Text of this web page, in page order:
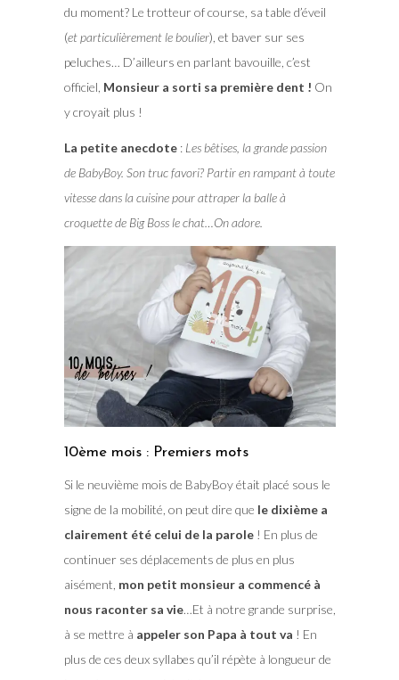
du moment? Le trotteur of course, sa table d’éveil
(et particulièrement le boulier), et baver sur ses
peluches… D’ailleurs en parlant bavouille, c’est
officiel, Monsieur a sorti sa première dent ! On
y croyait plus !
La petite anecdote: Les bêtises, la grande passion
de BabyBoy. Son truc favori? Partir en rampant à toute
vitesse dans la cuisine pour attraper la balle à
croquette de Big Boss le chat…On adore.
10ème mois : Premiers mots
Si le neuvième mois de BabyBoy était placé sous le
signe de la mobilité, on peut dire que le dixième a
clairement été celui de la parole! En plus de
continuer ses déplacements de plus en plus
aisément, mon petit monsieur a commencé à
nous raconter sa vie…Et à notre grande surprise,
à se mettre à appeler son Papa à tout va ! En
plus de ces deux syllabes qu’il répète à longueur de